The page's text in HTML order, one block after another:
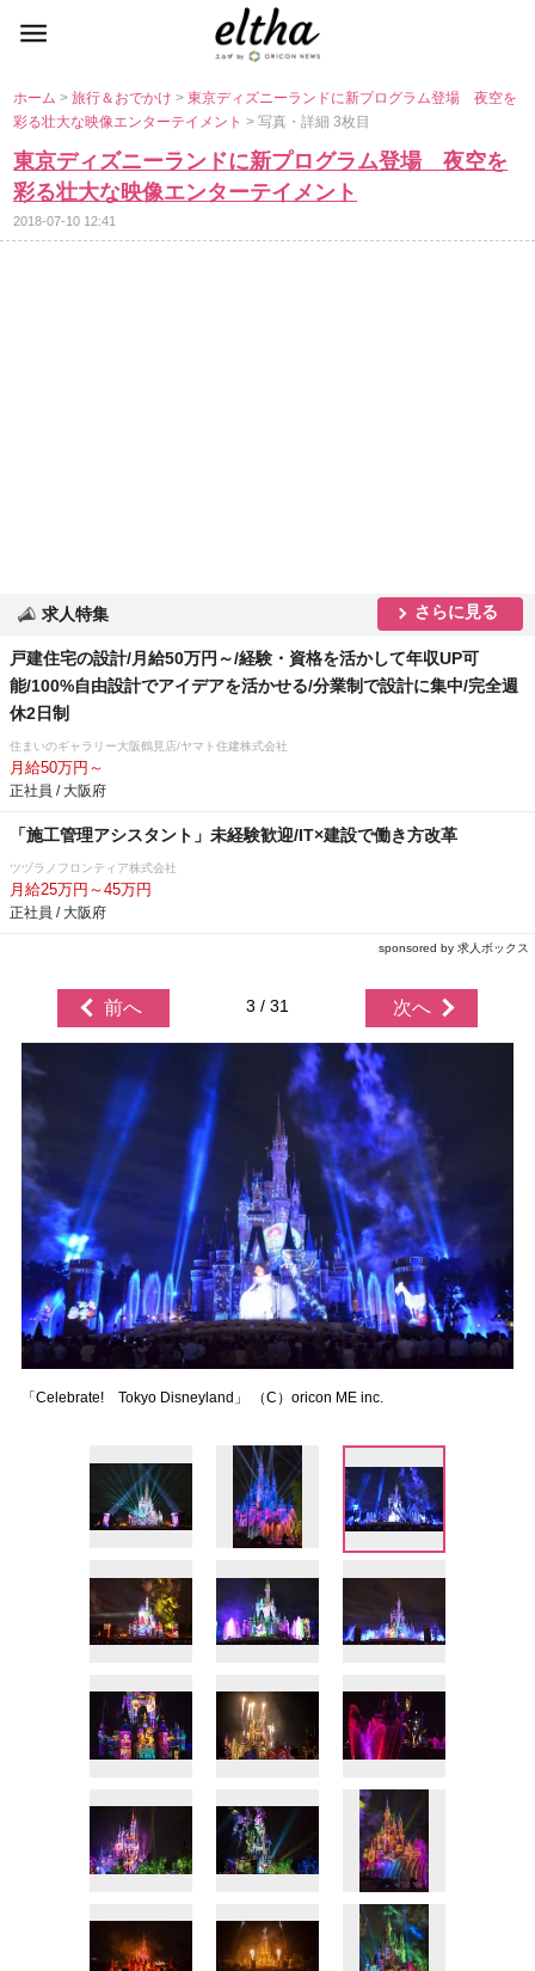
ホーム>旅行＆おでかけ>東京ディズニーランドに新プログラム登場 夜空を
彩る壮大な映像エンターテイメント> 写真・詳細 3枚目
東京ディズニーランドに新プログラム登場 夜空を
彩る壮大な映像エンターテイメント
2018-07-10 12:41
求人特集 さらに見る
戸建住宅の設計/月給50万円～/経験・資格を活かして年収UP可
能/100%自由設計でアイデアを活かせる/分業制で設計に集中/完全週
休2日制
住まいのギャラリー大阪鶴見店/ヤマト住建株式会社
月給50万円～
正社員 / 大阪府
「施工管理アシスタント」未経験歓迎/IT×建設で働き方改革
ツヅラノフロンティア株式会社
月給25万円～45万円
正社員 / 大阪府
sponsored by 求人ボックス
前へ 3 / 31 次へ
「Celebrate! Tokyo Disneyland」 （C）oricon ME inc.